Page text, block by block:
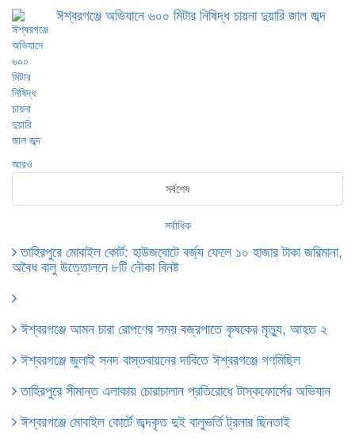
ঈশ্বরগঞ্জে অভিযানে ৬০০ মিটার নিষিদ্ধ চায়না দুয়ারি জাল জব্দ
আরও
সর্বশেষ
সর্বাধিক
তাহিরপুরে মোবাইল কোর্ট: হাউজবোটে বর্জ্য ফেলে ১০ হাজার টাকা জরিমানা,
অবৈধ বালু উত্তোলনে ৮টি নৌকা বিনষ্ট
ঈশ্বরগঞ্জে আমন চারা রোপণের সময় বজ্রপাতে কৃষকের মৃত্যু, আহত ২
ঈশ্বরগঞ্জে জুলাই সনদ বাস্তবায়নের দাবিতে ঈশ্বরগঞ্জে গণমিছিল
তাহিরপুরে সীমান্ত এলাকায় চোরাচালান প্রতিরোধে টাস্কফোর্সের অভিযান
ঈশ্বরগঞ্জে মোবাইল কোর্টে জব্দকৃত দুই বালুভর্তি ট্রলার ছিনতাই